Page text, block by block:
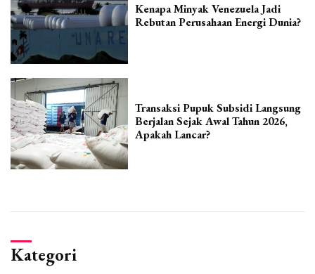
Kenapa Minyak Venezuela Jadi
Rebutan Perusahaan Energi Dunia?
Transaksi Pupuk Subsidi Langsung
Berjalan Sejak Awal Tahun 2026,
Apakah Lancar?
Kategori